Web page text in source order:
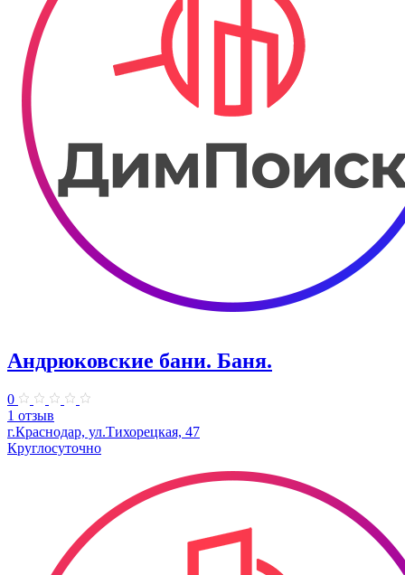
Андрюковские бани. Баня.
0
1 отзыв
г.Краснодар, ул.Тихорецкая, 47
Круглосуточно